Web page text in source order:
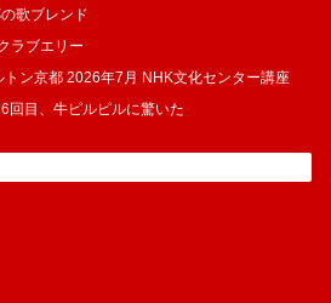
歌ブレンド
ラブエリー
ン京都 2026年7月 NHK文化センター講座
回目、牛ピルピルに驚いた